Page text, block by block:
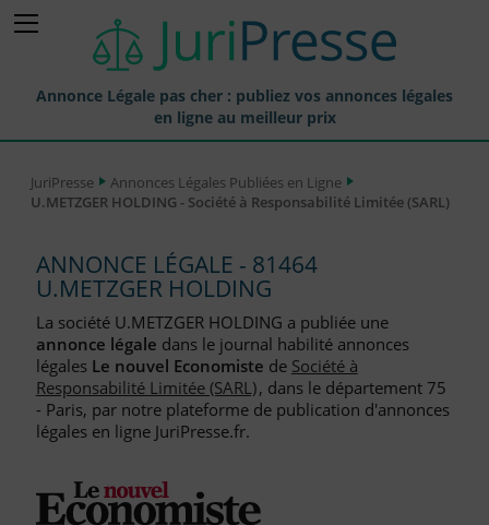
Annonce Légale pas cher : publiez vos annonces légales
en ligne au meilleur prix
Annonces Légales Publiées
Journaux Habilités (JAL) Annonces Légales
Départements pour la Publication d'Annonces Légales
Liste des Greffes
Liste des CCI
FAQ
JuriPresse
Annonces Légales Publiées en Ligne
U.METZGER HOLDING - Société à Responsabilité Limitée (SARL)
ANNONCE LÉGALE - 81464
U.METZGER HOLDING
La société U.METZGER HOLDING a publiée une
annonce légale dans le journal habilité annonces
légales Le nouvel Economiste de Société à
Responsabilité Limitée (SARL), dans le département 75
- Paris, par notre plateforme de publication d'annonces
légales en ligne JuriPresse.fr.